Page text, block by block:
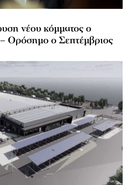
νέου κόμματος o
Ορόσημο ο Σεπτέμβριος